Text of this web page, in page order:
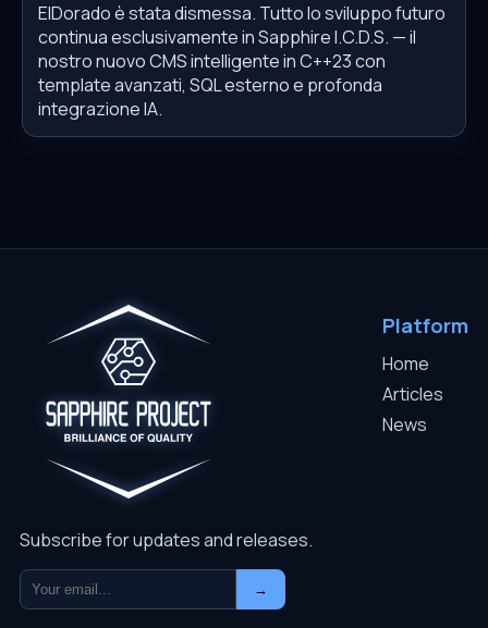
ElDorado è stata dismessa. Tutto lo sviluppo futuro
continua esclusivamente in Sapphire I.C.D.S. — il
nostro nuovo CMS intelligente in C++23 con
template avanzati, SQL esterno e profonda
integrazione IA.
Subscribe for updates and releases.
→
Platform
Home
Articles
News